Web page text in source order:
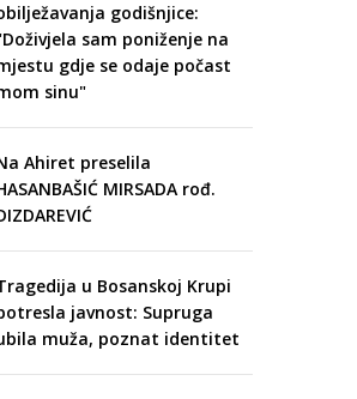
godišnjice:
sam poniženje na
gdje se odaje počast
sinu"
Ahiret preselila
MIRSADA rođ.
u Bosanskoj Krupi
javnost: Supruga
muža, poznat identitet